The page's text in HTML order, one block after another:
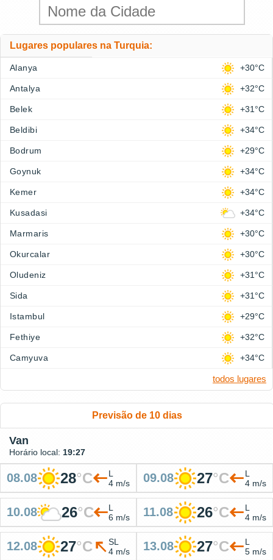
Lugares populares na Turquia:
Alanya +30°C
Antalya +32°C
Belek +31°C
Beldibi +34°C
Bodrum +29°C
Goynuk +34°C
Kemer +34°C
Kusadasi +34°C
Marmaris +30°C
Okurcalar +30°C
Oludeniz +31°C
Sida +31°C
Istambul +29°C
Fethiye +32°C
Camyuva +34°C
todos lugares
Previsão de 10 dias
Van
Horário local: 19:27
08.08 28°C
L
4 m/s
09.08 27°C
L
4 m/s
10.08 26°C
L
6 m/s
11.08 26°C
L
4 m/s
12.08 27°C
SL
4 m/s
13.08 27°C
L
5 m/s